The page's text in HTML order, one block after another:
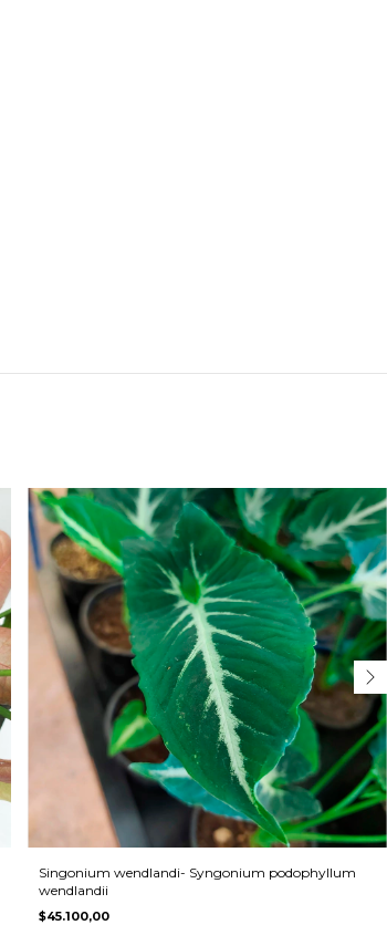
Singonium wendlandi- Syngonium podophyllum
wendlandii
$45.100,00